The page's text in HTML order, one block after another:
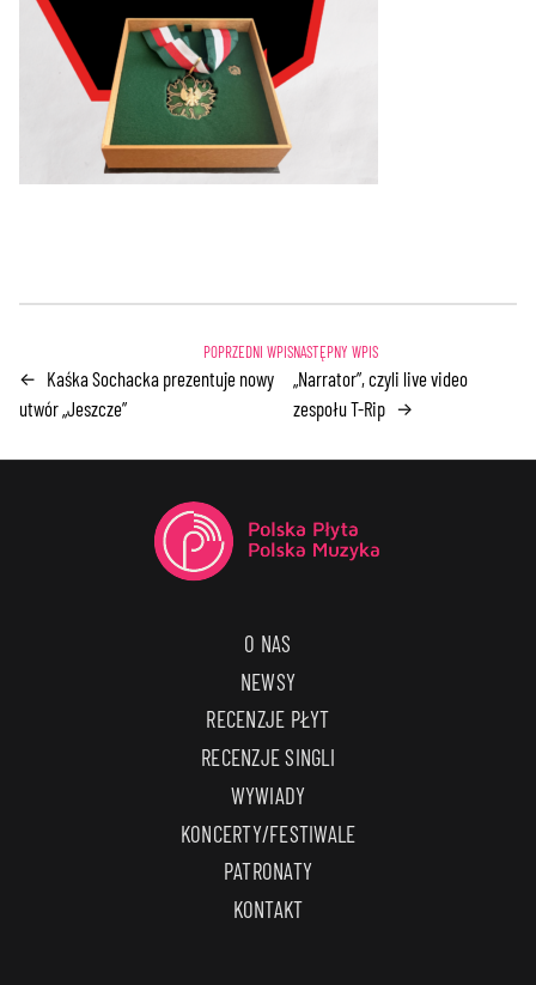
← Kaśka Sochacka prezentuje nowy
utwór „Jeszcze”
„Narrator”, czyli live video
zespołu T-Rip →
O NAS
NEWSY
RECENZJE PŁYT
RECENZJE SINGLI
WYWIADY
KONCERTY/FESTIWALE
PATRONATY
KONTAKT